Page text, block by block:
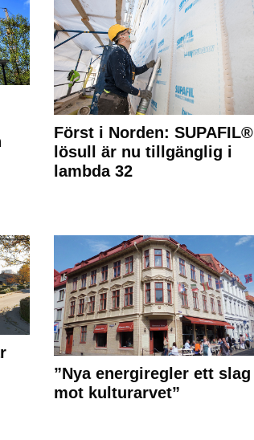
Först i Norden: SUPAFIL®
lösull är nu tillgänglig i
lambda 32
”Nya energiregler ett slag
mot kulturarvet”